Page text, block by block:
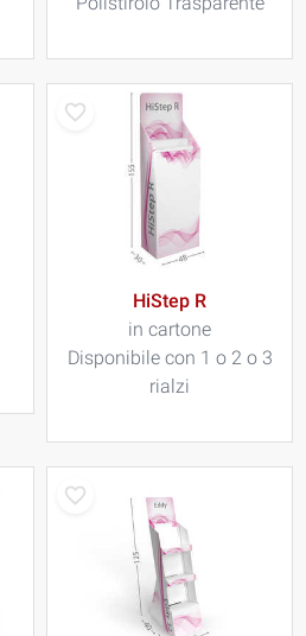
HiStep R
in cartone
Disponibile con 1 o 2 o 3
rialzi